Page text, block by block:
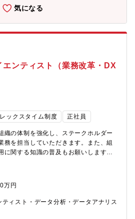
ットワーク技術を活用し、製造業のお
じて、世界や日本の製造業をより良く
ます。我々と一緒に、「製造業DX」の
良くしていきたい、という想いを持っ
幅広く募集しています（制御機器の開
ミッション】■製造業・社会への貢献
化を進めることで、製造業が直面する
高齢化、人財不足、属人化した開発に
の解決に貢献できます。■事業への貢献
ーラ事業拡大に貢献できます。■ご自身
DXの最前線で、社会的意義のあるPLC
関わることができます・同社での経験
言語・ソフト・装置/機器等】■ 開発環
ンフラ：AWS、Azure・LLM：OpenAI
、C++/C#■ プロジェクト・タスク管
など■テスト管理・TestRail■ その
、PLCを中心とした制御機器の技術
（Docker、ハイパーバイザ）、映像活
環境に搭載する技術の開発を行ってい
気になる
エンティスト（業務改革・DX
ックスタイム制度 正社員
織の体制を強化し、ステークホルダー
務を担当していただきます。また、組
に関する知識の普及もお願いします。
分析結果の評価などのデータ分析業
・データ基盤担当者へのフィードバッ
の連携業務【募集部門】経営企画部 DX
・デジタル戦略部 データドリブン推進
、「広域型地方銀行」を標榜した広域
万円
ティスト・データ分析・データアナリス